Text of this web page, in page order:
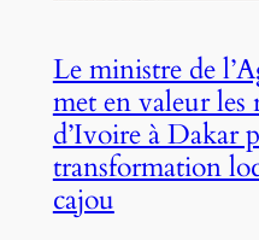
Le ministre de
met en valeur les
d’Ivoire à Dakar
transformation
cajou